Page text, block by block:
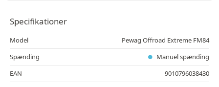
Specifikationer
Model
Pewag Offroad Extreme FM84
Spænding
Manuel spænding
EAN
9010796038430